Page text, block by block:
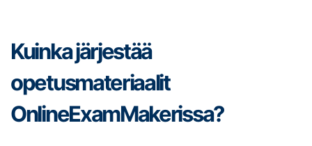
Kuinka järjestää
opetusmateriaalit
OnlineExamMakerissa?